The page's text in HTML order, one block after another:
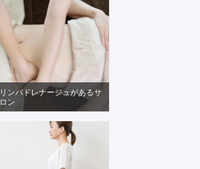
リンパドレナージュがあるサ
ロン